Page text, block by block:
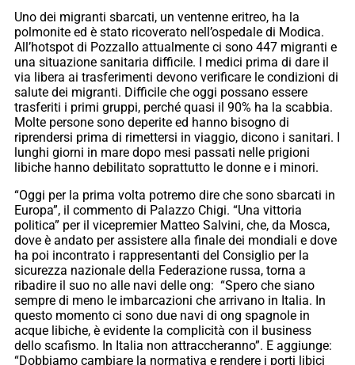
Uno dei migranti sbarcati, un ventenne eritreo, ha la
polmonite ed è stato ricoverato nell’ospedale di Modica.
All’hotspot di Pozzallo attualmente ci sono 447 migranti e
una situazione sanitaria difficile. I medici prima di dare il
via libera ai trasferimenti devono verificare le condizioni di
salute dei migranti. Difficile che oggi possano essere
trasferiti i primi gruppi, perché quasi il 90% ha la scabbia.
Molte persone sono deperite ed hanno bisogno di
riprendersi prima di rimettersi in viaggio, dicono i sanitari. I
lunghi giorni in mare dopo mesi passati nelle prigioni
libiche hanno debilitato soprattutto le donne e i minori.
“Oggi per la prima volta potremo dire che sono sbarcati in
Europa”, il commento di Palazzo Chigi. “Una vittoria
politica” per il vicepremier Matteo Salvini, che, da Mosca,
dove è andato per assistere alla finale dei mondiali e dove
ha poi incontrato i rappresentanti del Consiglio per la
sicurezza nazionale della Federazione russa, torna a
ribadire il suo no alle navi delle ong: “Spero che siano
sempre di meno le imbarcazioni che arrivano in Italia. In
questo momento ci sono due navi di ong spagnole in
acque libiche, è evidente la complicità con il business
dello scafismo. In Italia non attraccheranno”. E aggiunge:
“Dobbiamo cambiare la normativa e rendere i porti libici